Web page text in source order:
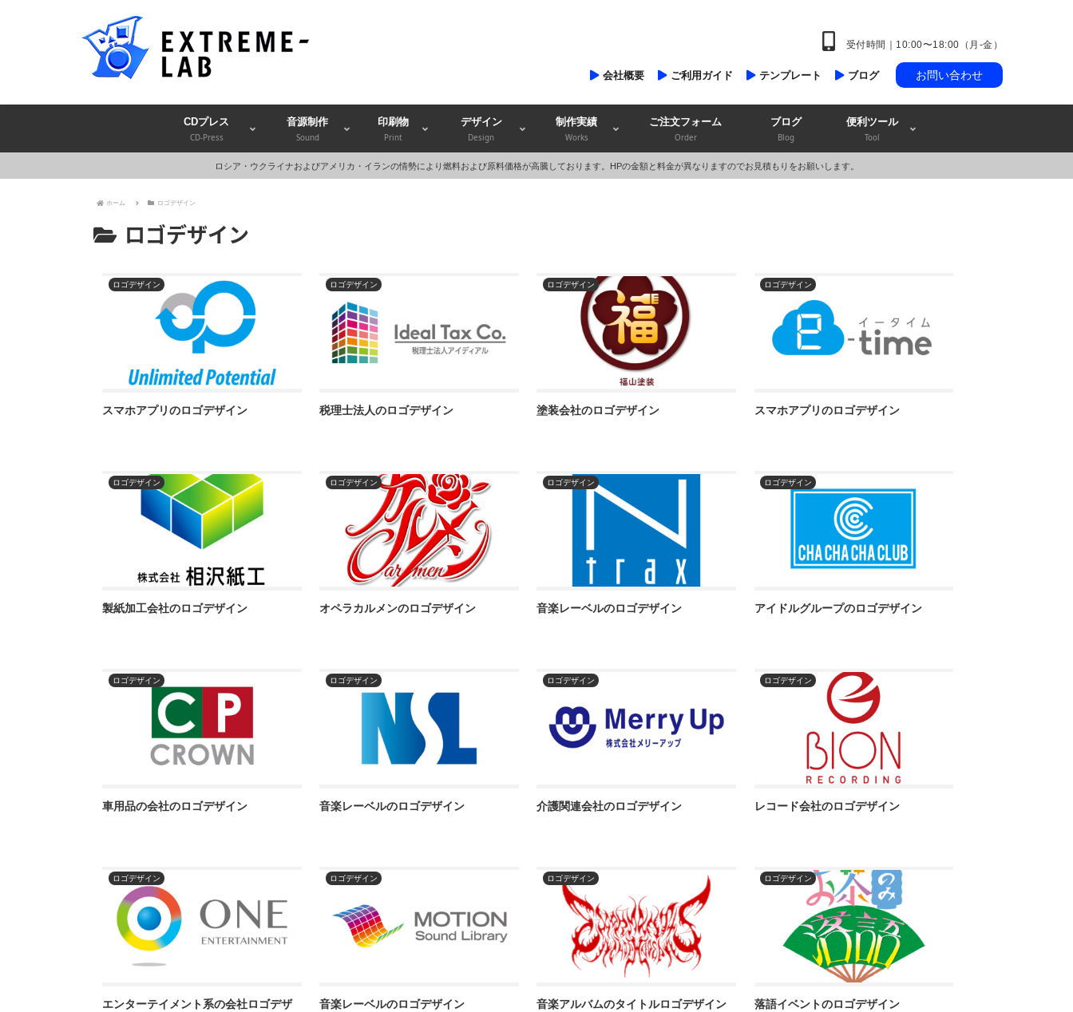
受付時間｜10:00〜18:00（月-金）
会社概要 ご利用ガイド テンプレート ブログ お問い合わせ
CDプレス
CD-Press
音源制作
Sound
印刷物
Print
デザイン
Design
制作実績
Works
ご注文フォーム
Order
ブログ
Blog
便利ツール
Tool
ロシア・ウクライナおよびアメリカ・イランの情勢により燃料および原料価格が高騰しております。HPの金額と料金が異なりますのでお見積もりをお願いします。
ホーム ロゴデザイン
ロゴデザイン
ロゴデザイン
スマホアプリのロゴデザイン
ロゴデザイン
税理士法人のロゴデザイン
ロゴデザイン
塗装会社のロゴデザイン
ロゴデザイン
スマホアプリのロゴデザイン
ロゴデザイン
製紙加工会社のロゴデザイン
ロゴデザイン
オペラカルメンのロゴデザイン
ロゴデザイン
音楽レーベルのロゴデザイン
ロゴデザイン
アイドルグループのロゴデザイン
ロゴデザイン
車用品の会社のロゴデザイン
ロゴデザイン
音楽レーベルのロゴデザイン
ロゴデザイン
介護関連会社のロゴデザイン
ロゴデザイン
レコード会社のロゴデザイン
ロゴデザイン
エンターテイメント系の会社ロゴデザ
ロゴデザイン
音楽レーベルのロゴデザイン
ロゴデザイン
音楽アルバムのタイトルロゴデザイン
ロゴデザイン
落語イベントのロゴデザイン